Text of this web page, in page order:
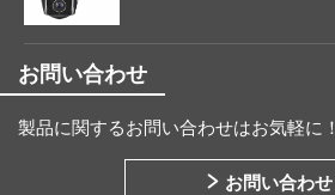
お問い合わせ
製品に関するお問い合わせはお気軽に！
お問い合わせ